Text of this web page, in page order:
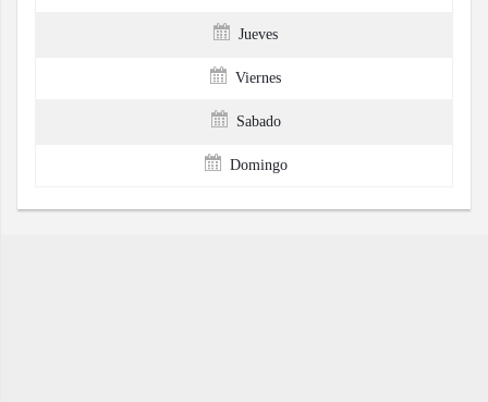
Jueves
Viernes
Sabado
Domingo